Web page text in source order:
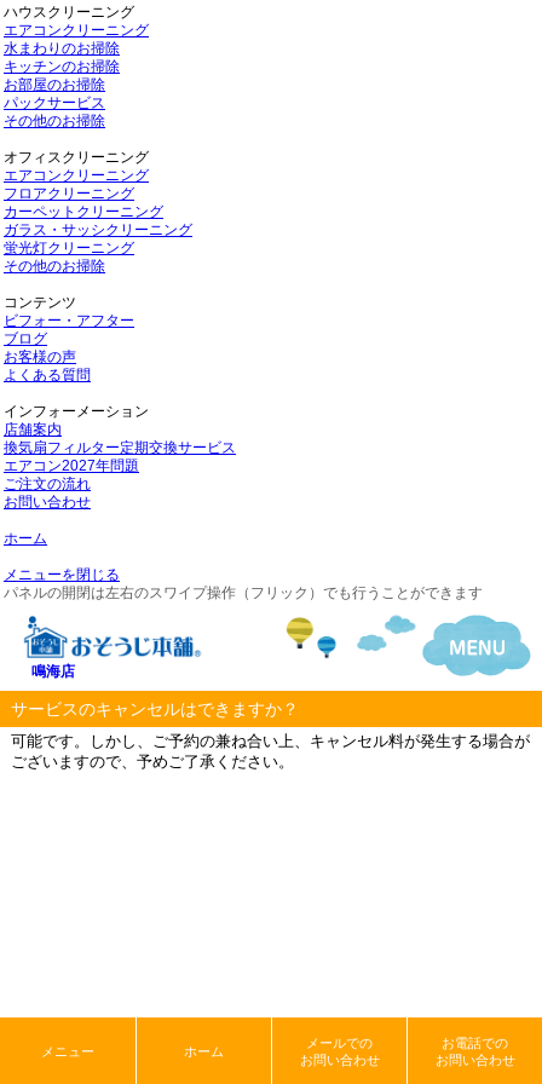
ハウスクリーニング
エアコンクリーニング
水まわりのお掃除
キッチンのお掃除
お部屋のお掃除
パックサービス
その他のお掃除
オフィスクリーニング
エアコンクリーニング
フロアクリーニング
カーペットクリーニング
ガラス・サッシクリーニング
蛍光灯クリーニング
その他のお掃除
コンテンツ
ビフォー・アフター
ブログ
お客様の声
よくある質問
インフォーメーション
店舗案内
換気扇フィルター定期交換サービス
エアコン2027年問題
ご注文の流れ
お問い合わせ
ホーム
メニューを閉じる
パネルの開閉は左右のスワイプ操作（フリック）でも行うことができます
鳴海店
サービスのキャンセルはできますか？
可能です。しかし、ご予約の兼ね合い上、キャンセル料が発生する場合が
ございますので、予めご了承ください。
メニュー ホーム
メールでの
お問い合わせ
お電話での
お問い合わせ